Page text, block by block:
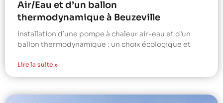
Air/Eau et d’un ballon
thermodynamique à Beuzeville
Installation d’une pompe à chaleur air-eau et d’un
ballon thermodynamique : un choix écologique et
Lire la suite »